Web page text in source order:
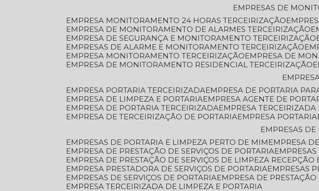
EMPRESAS DE
EMPRESA MONITORAMENTO 24 HORAS TERCEIRIZAÇÃO
EMPRESA DE MONITORAMENTO DE ALARMES TERCEIRIZAÇÃO
EMPRESA DE SEGURANÇA E MONITORAMENTO TERCEIRIZAÇÃO
EMPRESAS DE ALARME E MONITORAMENTO TERCEIRIZAÇÃO
EMPRESA MONITORAMENTO TERCEIRIZAÇÃO
EMPRESA DE
EMPRESA DE MONITORAMENTO RESIDENCIAL TERCEIRIZAÇÃO
EMPRESA PORTARIA TERCEIRIZADA
EMPRESA DE PORTARIA
EMPRESA DE LIMPEZA E PORTARIA
EMPRESA AGENTE DE
EMPRESA DE PORTARIA TERCEIRIZADA
EMPRESA
EMPRESA DE TERCEIRIZAÇÃO DE PORTARIA
EMPRESA PORTARIA
EMPRESAS
EMPRESAS DE PORTARIA E LIMPEZA PERTO DE MIM
EMPRESA
EMPRESA DE PRESTAÇÃO DE SERVIÇOS DE PORTARIA
EMPRESA DE PRESTAÇÃO DE SERVIÇOS DE LIMPEZA
EMPRESA PRESTADORA DE SERVIÇOS DE PORTARIA
EMPRESAS
EMPRESAS DE SERVIÇOS DE PORTARIA
EMPRESA DE
EMPRESA TERCEIRIZADA DE LIMPEZA E PORTARIA